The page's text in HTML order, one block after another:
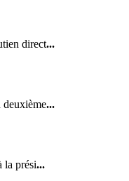
direct...
deuxième...
la prési...